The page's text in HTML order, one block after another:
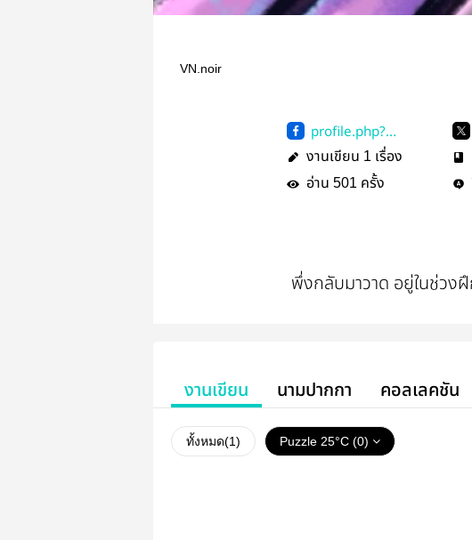
VN.noir
profile.php?
id=6157737357492
2
งานเขียน 1 เรื่อง
อ่าน 501 ครั้ง
พึ่งกลับมาวาด อยู่ในช่วง
งานเขียน นามปากกา คอลเลคชัน
ทั้งหมด(1) Puzzle 25°C (0)